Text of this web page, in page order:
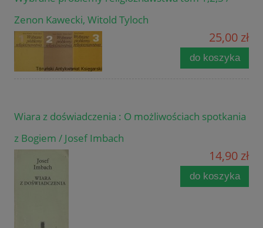
Zenon Kawecki, Witold Tyloch
25,00 zł
do koszyka
Wiara z doświadczenia : O możliwościach spotkania
z Bogiem / Josef Imbach
14,90 zł
do koszyka